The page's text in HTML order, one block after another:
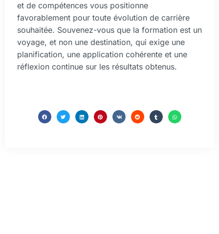
et de compétences vous positionne
favorablement pour toute évolution de carrière
souhaitée. Souvenez-vous que la formation est un
voyage, et non une destination, qui exige une
planification, une application cohérente et une
réflexion continue sur les résultats obtenus.